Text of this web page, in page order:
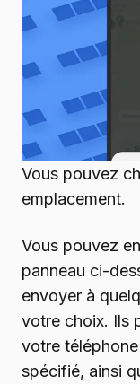
Vous pouvez
emplacement.
Vous pouvez
panneau ci-
envoyer à
votre choix. Ils
votre
spécifié, ainsi